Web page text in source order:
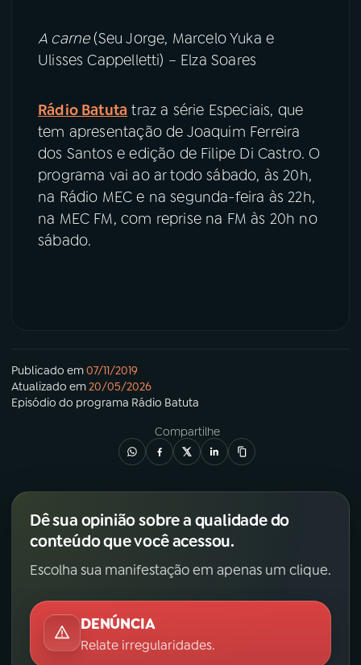
A carne(Seu Jorge, Marcelo Yuka e
Ulisses Cappelletti) – Elza Soares
Rádio Batuta traz a série Especiais, que
tem apresentação de Joaquim Ferreira
dos Santos e edição de Filipe Di Castro. O
programa vai ao ar todo sábado, às 20h,
na Rádio MEC e na segunda-feira às 22h,
na MEC FM, com reprise na FM às 20h no
sábado.
Publicado em07/11/2019
Atualizado em20/05/2026
Episódio do programa Rádio Batuta
Compartilhe
Dê sua opinião sobre a qualidade do
conteúdo que você acessou.
Escolha sua manifestação em apenas um clique.
DENÚNCIA
Relate irregularidades.